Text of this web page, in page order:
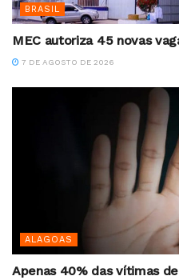
BRASIL
MEC autoriza 45 novas
7 DE AGOSTO DE 2026
ALAGOAS
Apenas 40% das vítimas